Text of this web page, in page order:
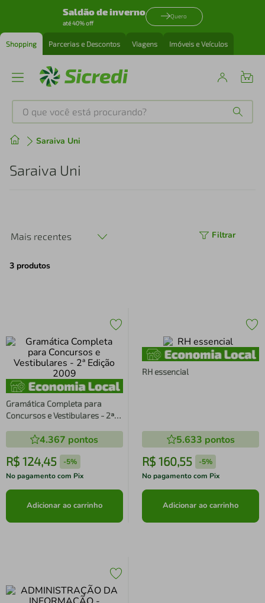
Saldão de inverno
até 40% off
Quero
Shopping Parcerias e Descontos Viagens Imóveis e Veículos
O que você está procurando?
Saraiva Uni
Saraiva Uni
Mais recentes Filtrar
3 produtos
Gramática Completa para
Concursos e Vestibulares - 2ª
4.367 pontos
R$ 124,45 -5%
No pagamento com Pix
Adicionar ao carrinho
RH essencial
5.633 pontos
R$ 160,55 -5%
No pagamento com Pix
Adicionar ao carrinho
Produtos mais buscados
tenis
perfume
4º air fryer